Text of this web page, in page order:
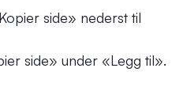
side» nederst til
side» under «Legg til».